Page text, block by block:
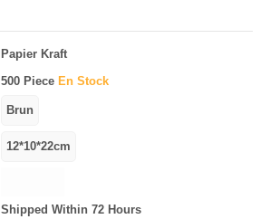
Papier Kraft
500 Piece En Stock
Shipped Within 72 Hours